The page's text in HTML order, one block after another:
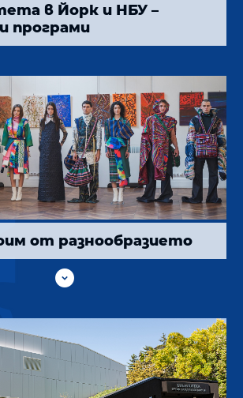
в Йорк и НБУ –
програми
от разнообразието
